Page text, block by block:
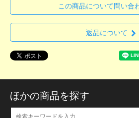
この商品について問い合
返品について
ほかの商品を探す